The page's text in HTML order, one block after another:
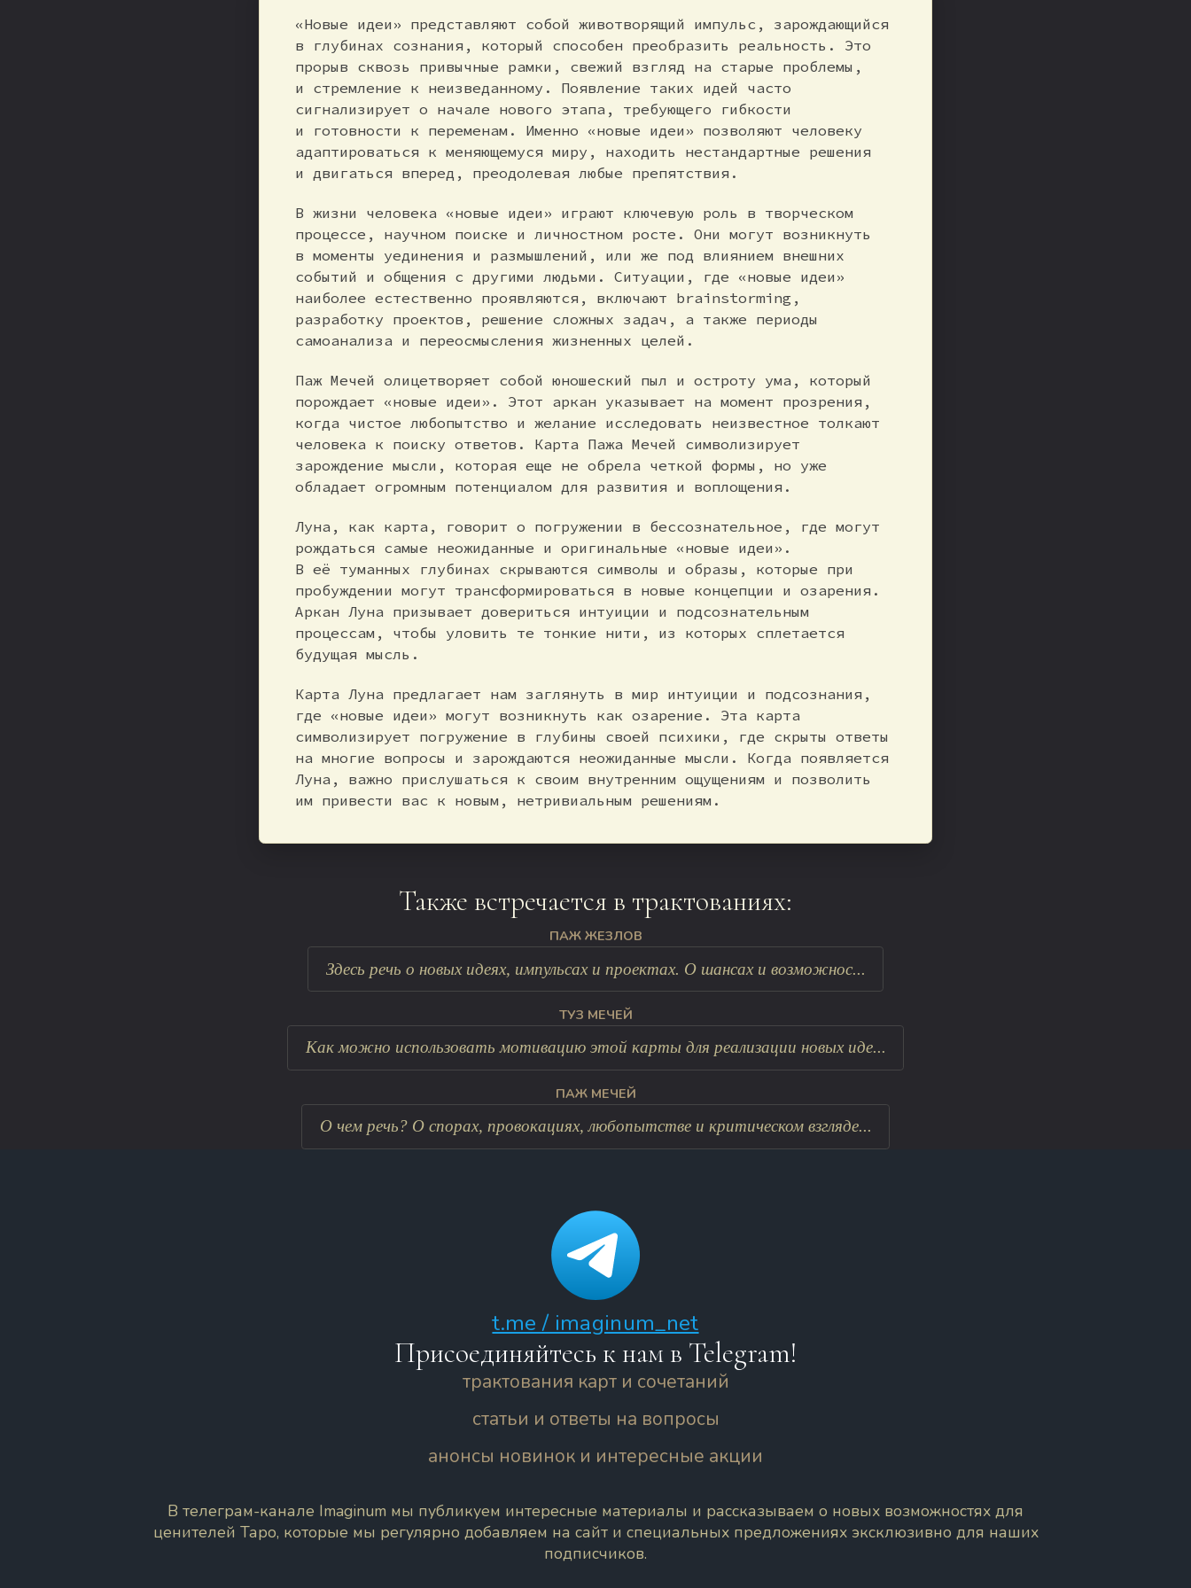
«Новые идеи» представляют собой животворящий импульс, зарождающийся
в глубинах сознания, который способен преобразить реальность. Это
прорыв сквозь привычные рамки, свежий взгляд на старые проблемы,
и стремление к неизведанному. Появление таких идей часто
сигнализирует о начале нового этапа, требующего гибкости
и готовности к переменам. Именно «новые идеи» позволяют человеку
адаптироваться к меняющемуся миру, находить нестандартные решения
и двигаться вперед, преодолевая любые препятствия.
В жизни человека «новые идеи» играют ключевую роль в творческом
процессе, научном поиске и личностном росте. Они могут возникнуть
в моменты уединения и размышлений, или же под влиянием внешних
событий и общения с другими людьми. Ситуации, где «новые идеи»
наиболее естественно проявляются, включают brainstorming,
разработку проектов, решение сложных задач, а также периоды
самоанализа и переосмысления жизненных целей.
Паж Мечей олицетворяет собой юношеский пыл и остроту ума, который
порождает «новые идеи». Этот аркан указывает на момент прозрения,
когда чистое любопытство и желание исследовать неизвестное толкают
человека к поиску ответов. Карта Пажа Мечей символизирует
зарождение мысли, которая еще не обрела четкой формы, но уже
обладает огромным потенциалом для развития и воплощения.
Луна, как карта, говорит о погружении в бессознательное, где могут
рождаться самые неожиданные и оригинальные «новые идеи».
В её туманных глубинах скрываются символы и образы, которые при
пробуждении могут трансформироваться в новые концепции и озарения.
Аркан Луна призывает довериться интуиции и подсознательным
процессам, чтобы уловить те тонкие нити, из которых сплетается
будущая мысль.
Карта Луна предлагает нам заглянуть в мир интуиции и подсознания,
где «новые идеи» могут возникнуть как озарение. Эта карта
символизирует погружение в глубины своей психики, где скрыты ответы
на многие вопросы и зарождаются неожиданные мысли. Когда появляется
Луна, важно прислушаться к своим внутренним ощущениям и позволить
им привести вас к новым, нетривиальным решениям.
Также встречается в трактованиях:
ПАЖ ЖЕЗЛОВ
Здесь речь о новых идеях, импульсах и проектах. О шансах и возможнос...
ТУЗ МЕЧЕЙ
Как можно использовать мотивацию этой карты для реализации новых иде...
ПАЖ МЕЧЕЙ
О чем речь? О спорах, провокациях, любопытстве и критическом взгляде...
t.me / imaginum_net
Присоединяйтесь к нам в Telegram!
трактования карт и сочетаний
статьи и ответы на вопросы
анонсы новинок и интересные акции
В телеграм-канале Imaginum мы публикуем интересные материалы и рассказываем о новых возможностях для
ценителей Таро, которые мы регулярно добавляем на сайт и специальных предложениях эксклюзивно для наших
подписчиков.